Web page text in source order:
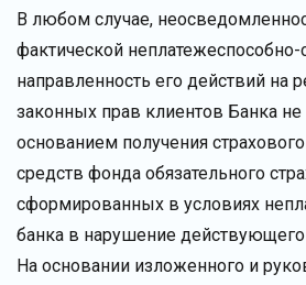
В любом случае,
фактической неплатежеспособно-
направленность его действий на
законных прав клиентов Банка не
основанием получения
средств фонда обязательного
сформированных в условиях
банка в нарушение действующего
На основании изложенного и